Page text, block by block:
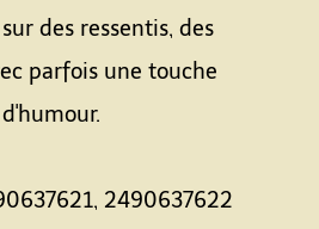
des ressentis, des
parfois une touche
d'humour.
2490637622